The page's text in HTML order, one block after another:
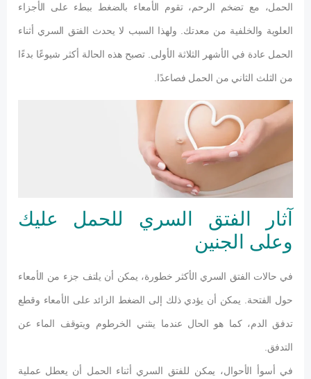
الحمل، مع تضخم الرحم، تقوم الأمعاء بالضغط ببطء على الأجزاء
العلوية والخلفية من معدتك. ولهذا السبب لا يحدث الفتق السري أثناء
الحمل عادة في الأشهر الثلاثة الأولى. تصبح هذه الحالة أكثر شيوعًا بدءًا
من الثلث الثاني من الحمل فصاعدًا.
آثار الفتق السري للحمل عليك
وعلى الجنين
في حالات الفتق السري الأكثر خطورة، يمكن أن يلتف جزء من الأمعاء
حول الفتحة. يمكن أن يؤدي ذلك إلى الضغط الزائد على الأمعاء وقطع
تدفق الدم، كما هو الحال عندما ينثني الخرطوم ويتوقف الماء عن
التدفق.
في أسوأ الأحوال، يمكن للفتق السري أثناء الحمل أن يعطل عملية